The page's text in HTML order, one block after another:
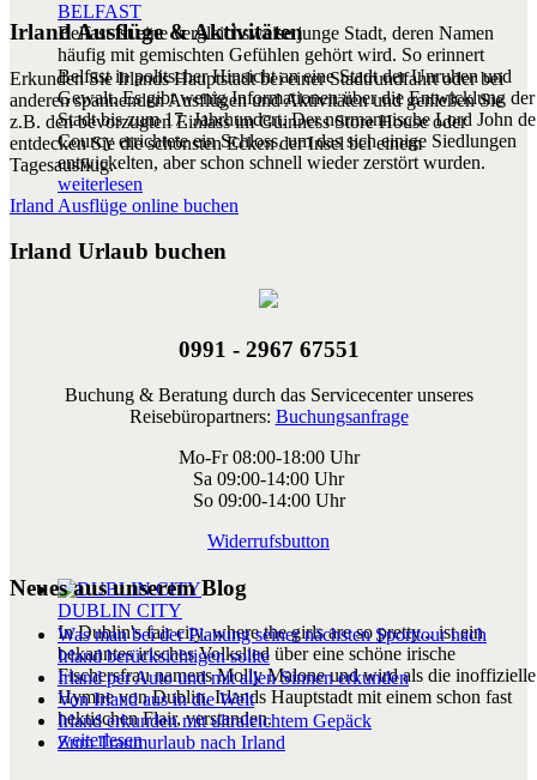
BELFAST
Belfast ist eine vergleichsweise junge Stadt, deren Namen
häufig mit gemischten Gefühlen gehört wird. So erinnert
Belfast in politscher Hinsicht an eine Stadt der Unruhen und
Gewalt. Es gibt wenig Informationen über die Entwicklung der
Stadt bis zum 17. Jahrhundert. Der normannische Lord John de
Courcy errichtete ein Schloss, um das sich einige Siedlungen
entwickelten, aber schon schnell wieder zerstört wurden.
weiterlesen
DUBLIN CITY
In Dublin's fair city, where the girls are so pretty... ist ein
bekanntes irisches Volkslied über eine schöne irische
Fischersfrau namens Molly Malone und wird als die inoffizielle
Hymne von Dublin, Irlands Hauptstadt mit einem schon fast
hektischen Flair, verstanden.
weiterlesen
Irland Ausflüge & Aktivitäten
Erkunden Sie Irlands Hauptstadt bei einer Stadtrundfahrt oder bei
anderen spannenden Ausflügen und Aktivitäten und genießen Sie
z.B. den bevorzugten Einlass im Guinness Store House oder
entdecken Sie die schönsten Ecken der Insel bei einem
Tagesausflug.
Irland Ausflüge online buchen
Irland Urlaub buchen
0991 - 2967 67551
Buchung & Beratung durch das Servicecenter unseres
Reisebüropartners: Buchungsanfrage
Mo-Fr 08:00-18:00 Uhr
Sa 09:00-14:00 Uhr
So 09:00-14:00 Uhr
Widerrufsbutton
Neues aus unserem Blog
Was man bei der Planung seiner nächsten Sporttour nach
Irland berücksichtigen sollte
Irland per Auto und mit allen Sinnen erkunden
Von Irland aus in die Welt
Irland erkunden mit ultraleichtem Gepäck
Zum Traumurlaub nach Irland